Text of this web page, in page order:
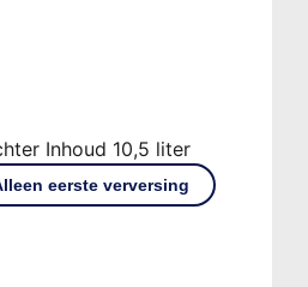
Inhoud 10,5 liter
eerste verversing